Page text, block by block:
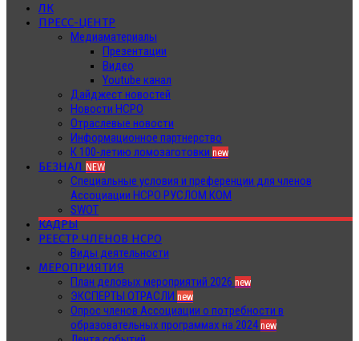
ЛК
ПРЕСС-ЦЕНТР
Медиаматериалы
Презентации
Видео
Youtube канал
Дайджест новостей
Новости НСРО
Отраслевые новости
Информационное партнерство
К 100-летию ломозаготовки new
БЕЗНАЛ NEW
Специальные условия и преференции для членов
Ассоциации НСРО РУСЛОМ.КОМ
SWOT
КАДРЫ
РЕЕСТР ЧЛЕНОВ НСРО
Виды деятельности
МЕРОПРИЯТИЯ
План деловых мероприятий 2026 new
ЭКСПЕРТЫ ОТРАСЛИ new
Опрос членов Ассоциации о потребности в
образовательных программах на 2024new